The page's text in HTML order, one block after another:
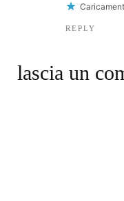
REPLY
lascia un